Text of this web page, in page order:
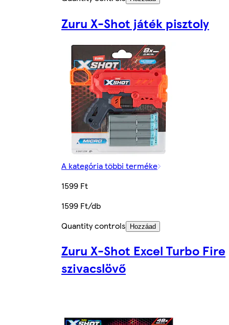
Zuru X-Shot játék pisztoly
A kategória többi terméke
1599 Ft
1599 Ft/db
Quantity controls
Hozzáad
Zuru X-Shot Excel Turbo Fire
szivacslövő